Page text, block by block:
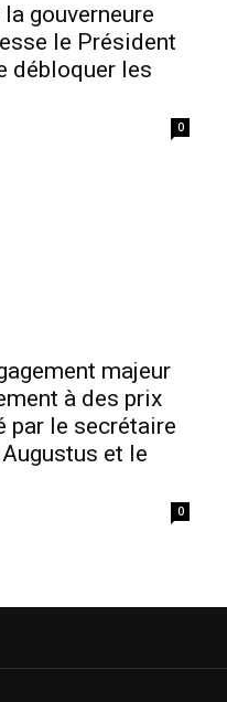
gouverneure
le Président
débloquer les
0
majeur
à des prix
par le secrétaire
et le
0